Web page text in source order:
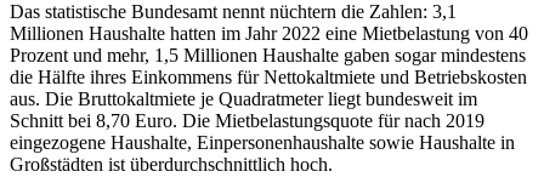
Das statistische Bundesamt nennt nüchtern die Zahlen: 3,1
Millionen Haushalte hatten im Jahr 2022 eine Mietbelastung von 40
Prozent und mehr, 1,5 Millionen Haushalte gaben sogar mindestens
die Hälfte ihres Einkommens für Nettokaltmiete und Betriebskosten
aus. Die Bruttokaltmiete je Quadratmeter liegt bundesweit im
Schnitt bei 8,70 Euro. Die Mietbelastungsquote für nach 2019
eingezogene Haushalte, Einpersonenhaushalte sowie Haushalte in
Großstädten ist überdurchschnittlich hoch.